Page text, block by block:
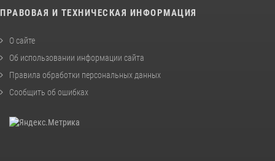
ПРАВОВАЯ И ТЕХНИЧЕСКАЯ ИНФОРМАЦИЯ
О сайте
Об использовании информации сайта
Правила обработки персональных данных
Сообщить об ошибках